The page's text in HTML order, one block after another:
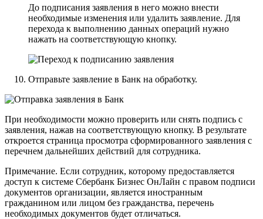
До подписания заявления в него можно внести
необходимые изменения или удалить заявление. Для
перехода к выполнению данных операций нужно
нажать на соответствующую кнопку.
Отправьте заявление в Банк на обработку.
При необходимости можно проверить или снять подпись с
заявления, нажав на соответствующую кнопку. В результате
откроется страница просмотра сформированного заявления с
перечнем дальнейших действий для сотрудника.
Примечание. Если сотрудник, которому предоставляется
доступ к системе Сбербанк Бизнес ОнЛайн с правом подписи
документов организации, является иностранным
гражданином или лицом без гражданства, перечень
необходимых документов будет отличаться.